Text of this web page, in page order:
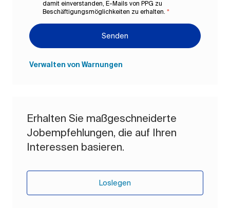
damit einverstanden, E-Mails von PPG zu
Beschäftigungsmöglichkeiten zu erhalten. *
Senden
Verwalten von Warnungen
Erhalten Sie maßgeschneiderte
Jobempfehlungen, die auf Ihren
Interessen basieren.
Loslegen